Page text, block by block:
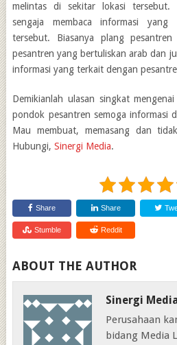
melintas di sekitar lokasi tersebut.
sengaja membaca informasi yang
tersebut. Biasanya plang
pesantren yang bertuliskan arab dan
informasi yang terkait dengan
Demikianlah ulasan singkat
pondok pesantren semoga informasi
Mau membuat, memasang dan
Hubungi,Sinergi Media.
Share Share
Stumble Reddit
ABOUT THE AUTHOR
Sinergi
Perusahaan
bidang Media